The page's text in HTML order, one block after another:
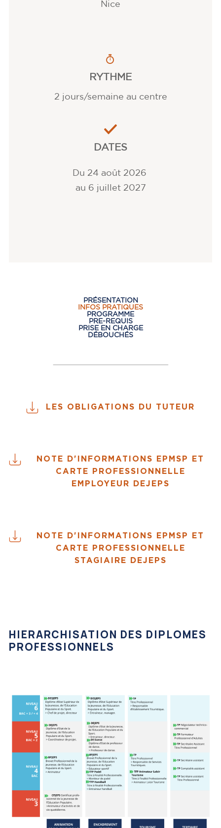
Nice
RYTHME
2 jours/semaine au centre
DATES
Du 24 août 2026
au 6 juillet 2027
PRÉSENTATION
INFOS PRATIQUES
PROGRAMME
PRE-REQUIS
PRISE EN CHARGE
DÉBOUCHÉS
LES OBLIGATIONS DU TUTEUR
NOTE D'INFORMATIONS EPMSP ET
CARTE PROFESSIONNELLE
EMPLOYEUR DEJEPS
NOTE D'INFORMATIONS EPMSP ET
CARTE PROFESSIONNELLE
STAGIAIRE DEJEPS
HIERARCHISATION DES DIPLOMES
PROFESSIONNELS